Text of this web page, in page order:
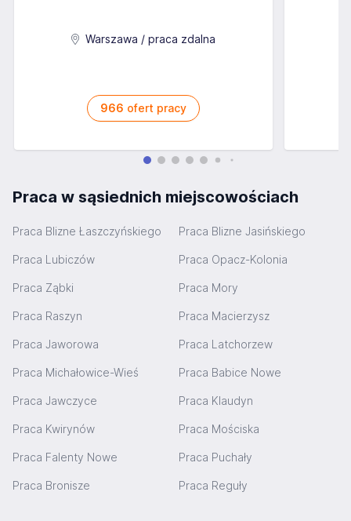
Warszawa / praca zdalna
966 ofert pracy
Praca w sąsiednich miejscowościach
Praca Blizne Łaszczyńskiego Praca Blizne Jasińskiego
Praca Lubiczów Praca Opacz-Kolonia
Praca Ząbki Praca Mory
Praca Raszyn Praca Macierzysz
Praca Jaworowa Praca Latchorzew
Praca Michałowice-Wieś Praca Babice Nowe
Praca Jawczyce Praca Klaudyn
Praca Kwirynów Praca Mościska
Praca Falenty Nowe Praca Puchały
Praca Bronisze Praca Reguły